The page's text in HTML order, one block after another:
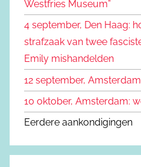
r
:
Westfries Museum”
4 september, Den Haag:
strafzaak van twee
Emily mishandelden
12 september,
10 oktober, Amsterdam:
Eerdere aankondigingen